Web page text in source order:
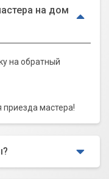
на дом
на обратный
приезда мастера!